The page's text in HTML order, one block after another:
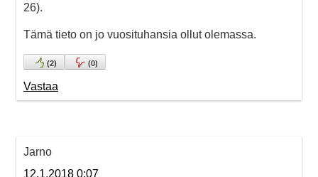
26).
Tämä tieto on jo vuosituhansia ollut olemassa.
(2) (0)
Vastaa
Jarno
12.1.2018 0:07